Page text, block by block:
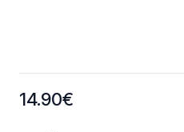
Product information
14.90€